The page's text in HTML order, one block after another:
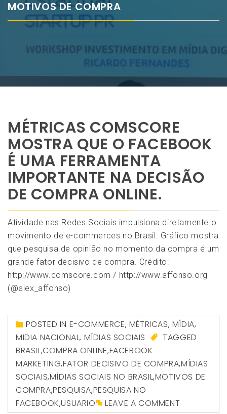
MOTIVOS DE COMPRA
MÉTRICAS COMSCORE
MOSTRA QUE O FACEBOOK
É UMA FERRAMENTA
IMPORTANTE NA DECISÃO
DE COMPRA ONLINE.
Atividade nas Redes Sociais impulsiona diretamente o
movimento de e-commerces no Brasil. Gráfico mostra
que pesquisa de opinião no momento da compra é um
grande fator decisivo de compra. Crédito:
http://www.comscore.com / http://www.affonso.org
(@alex_affonso)
POSTED IN E-COMMERCE, MÉTRICAS, MÍDIA,
MIDIA NACIONAL, MÍDIAS SOCIAIS
TAGGED
BRASIL,COMPRA ONLINE,FACEBOOK
MARKETING,FATOR DECISIVO DE COMPRA,MÍDIAS
SOCIAIS,MÍDIAS SOCIAIS NO BRASIL,MOTIVOS DE
COMPRA,PESQUISA,PESQUISA NO
FACEBOOK,USUARIO LEAVE A COMMENT